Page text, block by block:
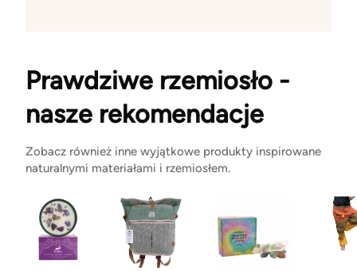
Prawdziwe rzemiosło -
nasze rekomendacje
Zobacz również inne wyjątkowe produkty inspirowane
naturalnymi materiałami i rzemiosłem.